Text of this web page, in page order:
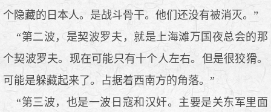
个隐藏的日本人。是战斗骨干。他们还没有被消灭。”
“第二波，是契波罗夫，就是上海滩万国夜总会的那
个契波罗夫。现在可能只有十个人左右。但是很狡猾。
可能是躲藏起来了。占据着西南方的角落。”
“第三波，也是一波日寇和汉奸。主要是关东军里面